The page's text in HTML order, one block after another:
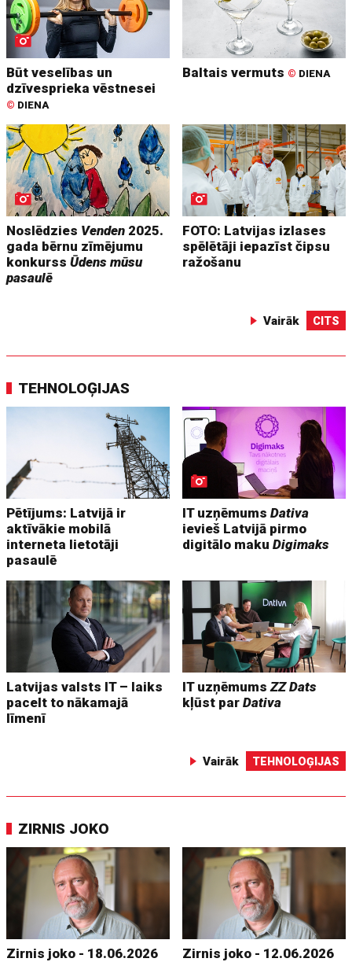
Būt veselības un
dzīvesprieka vēstnesei
© DIENA
Baltais vermuts © DIENA
Noslēdzies Venden 2025.
gada bērnu zīmējumu
konkurssŪdens mūsu
pasaulē
FOTO: Latvijas izlases
spēlētāji iepazīst čipsu
ražošanu
Vairāk CITS
TEHNOLOĢIJAS
Pētījums: Latvijā ir
aktīvākie mobilā
interneta lietotāji
pasaulē
IT uzņēmumsDativa
ievieš Latvijā pirmo
digitālo makuDigimaks
Latvijas valsts IT – laiks
pacelt to nākamajā
līmenī
IT uzņēmumsZZ Dats
kļūst parDativa
Vairāk TEHNOLOĢIJAS
ZIRNIS JOKO
Zirnis joko - 18.06.2026 Zirnis joko - 12.06.2026